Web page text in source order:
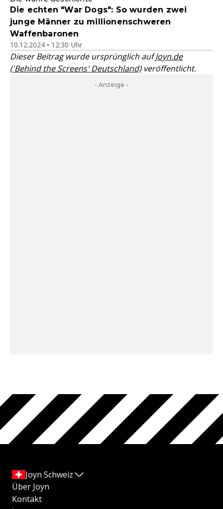
Die echten "War Dogs": So wurden zwei
junge Männer zu millionenschweren
Waffenbaronen
10.12.2024 • 12:30 Uhr
Dieser Beitrag wurde ursprünglich aufJoyn.de
('Behind the Screens' Deutschland)veröffentlicht.
- Anzeige -
Joyn Schweiz
Über Joyn
Kontakt